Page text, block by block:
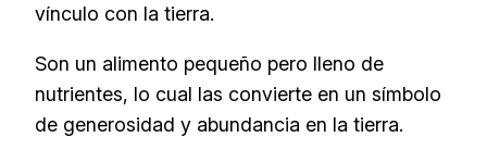
vínculo con la tierra.
Son un alimento pequeño pero lleno de
nutrientes, lo cual las convierte en un símbolo
de generosidad y abundancia en la tierra.